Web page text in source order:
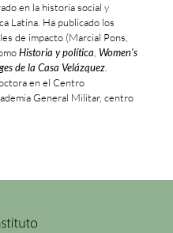
en la historia social y
Latina. Ha publicado los
de impacto (Marcial Pons,
Historia y política Women's
de la Casa Velázquez
en el Centro
General Militar, centro